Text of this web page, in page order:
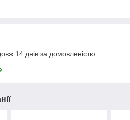
14 днів за домовленістю